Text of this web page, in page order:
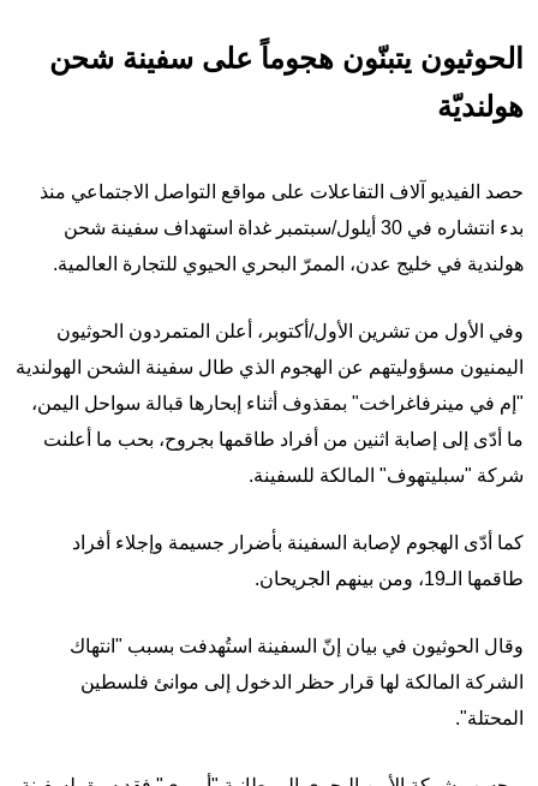
الحوثيون يتبنّون هجوماً على سفينة شحن
هولنديّة
حصد الفيديو آلاف التفاعلات على مواقع التواصل الاجتماعي منذ
بدء انتشاره في 30 أيلول/سبتمبر غداة استهداف سفينة شحن
هولندية في خليج عدن، الممرّ البحري الحيوي للتجارة العالمية.
وفي الأول من تشرين الأول/أكتوبر، أعلن المتمردون الحوثيون
اليمنيون مسؤوليتهم عن الهجوم الذي طال سفينة الشحن الهولندية
"إم في مينرفاغراخت" بمقذوف أثناء إبحارها قبالة سواحل اليمن،
ما أدّى إلى إصابة اثنين من أفراد طاقمها بجروح، بحب ما أعلنت
شركة "سبليتهوف" المالكة للسفينة.
كما أدّى الهجوم لإصابة السفينة بأضرار جسيمة وإجلاء أفراد
طاقمها الـ19، ومن بينهم الجريحان.
وقال الحوثيون في بيان إنّ السفينة استُهدفت بسبب "انتهاك
الشركة المالكة لها قرار حظر الدخول إلى موانئ فلسطين
المحتلة".